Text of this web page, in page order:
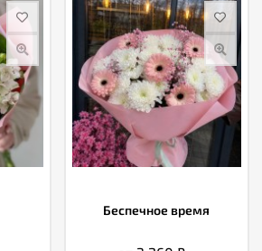
Беспечное время